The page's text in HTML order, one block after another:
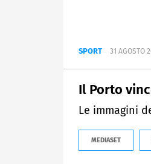
SPORT 31 AGOSTO
Il Porto
Le immagini
MEDIASET